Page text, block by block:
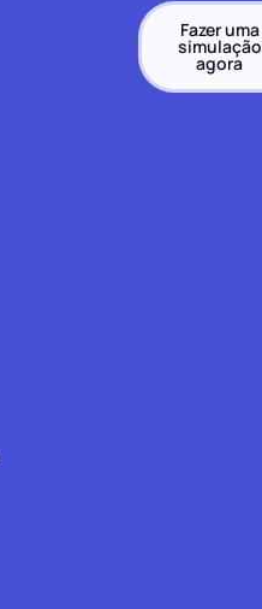
Fazer uma
simulação
agora